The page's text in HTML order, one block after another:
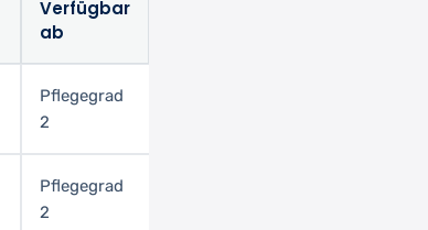
Verfügbar
ab
Pflegegrad
2
Pflegegrad
2